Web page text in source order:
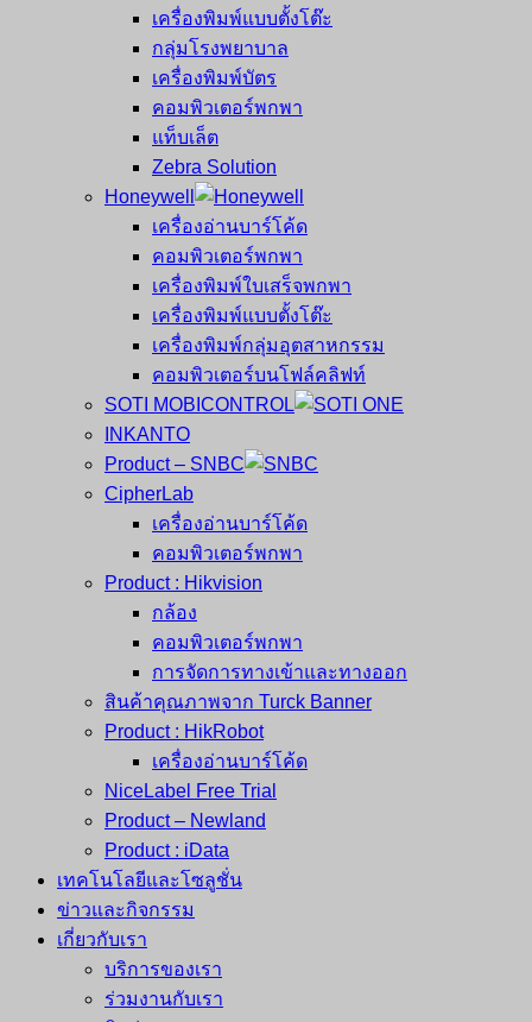
เครื่องพิมพ์แบบตั้งโต๊ะ
กลุ่มโรงพยาบาล
เครื่องพิมพ์บัตร
คอมพิวเตอร์พกพา
แท็บเล็ต
Zebra Solution
Honeywell
เครื่องอ่านบาร์โค้ด
คอมพิวเตอร์พกพา
เครื่องพิมพ์ใบเสร็จพกพา
เครื่องพิมพ์แบบตั้งโต๊ะ
เครื่องพิมพ์กลุ่มอุตสาหกรรม
คอมพิวเตอร์บนโฟล์คลิฟท์
SOTI MOBICONTROL
INKANTO
Product – SNBC
CipherLab
เครื่องอ่านบาร์โค้ด
คอมพิวเตอร์พกพา
Product : Hikvision
กล้อง
คอมพิวเตอร์พกพา
การจัดการทางเข้าและทางออก
สินค้าคุณภาพจาก Turck Banner
Product : HikRobot
เครื่องอ่านบาร์โค้ด
NiceLabel Free Trial
Product – Newland
Product : iData
เทคโนโลยีและโซลูชั่น
ข่าวและกิจกรรม
เกี่ยวกับเรา
บริการของเรา
ร่วมงานกับเรา